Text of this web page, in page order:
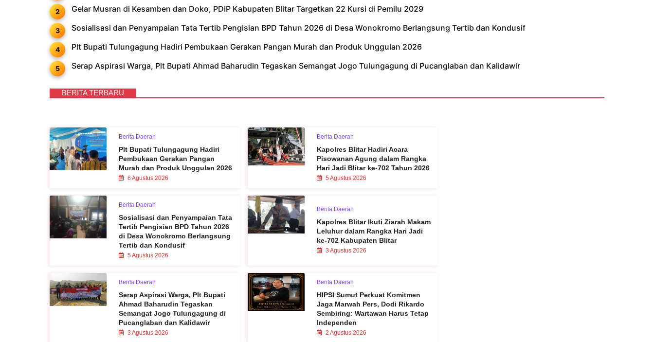
Gelar Musran di Kesamben dan Doko, PDIP Kabupaten Blitar Targetkan 22 Kursi di Pemilu 2029
Sosialisasi dan Penyampaian Tata Tertib Pengisian BPD Tahun 2026 di Desa Wonokromo Berlangsung Tertib dan Kondusif
Plt Bupati Tulungagung Hadiri Pembukaan Gerakan Pangan Murah dan Produk Unggulan 2026
Serap Aspirasi Warga, Plt Bupati Ahmad Baharudin Tegaskan Semangat Jogo Tulungagung di Pucanglaban dan Kalidawir
BERITA TERBARU
Berita Daerah
Plt Bupati Tulungagung Hadiri
Pembukaan Gerakan Pangan
Murah dan Produk Unggulan 2026
6 Agustus 2026
Berita Daerah
Kapolres Blitar Hadiri Acara
Pisowanan Agung dalam Rangka
Hari Jadi Blitar ke-702 Tahun 2026
5 Agustus 2026
Berita Daerah
Sosialisasi dan Penyampaian Tata
Tertib Pengisian BPD Tahun 2026
di Desa Wonokromo Berlangsung
Tertib dan Kondusif
5 Agustus 2026
Berita Daerah
Kapolres Blitar Ikuti Ziarah Makam
Leluhur dalam Rangka Hari Jadi
ke-702 Kabupaten Blitar
3 Agustus 2026
Berita Daerah
Serap Aspirasi Warga, Plt Bupati
Ahmad Baharudin Tegaskan
Semangat Jogo Tulungagung di
Pucanglaban dan Kalidawir
3 Agustus 2026
Berita Daerah
HIPSI Sumut Perkuat Komitmen
Jaga Marwah Pers, Dodi Rikardo
Sembiring: Wartawan Harus Tetap
Independen
2 Agustus 2026